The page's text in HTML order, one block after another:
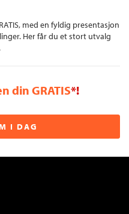
med en fyldig presentasjon
Her får du et stort utvalg
din GRATIS*!
I DAG